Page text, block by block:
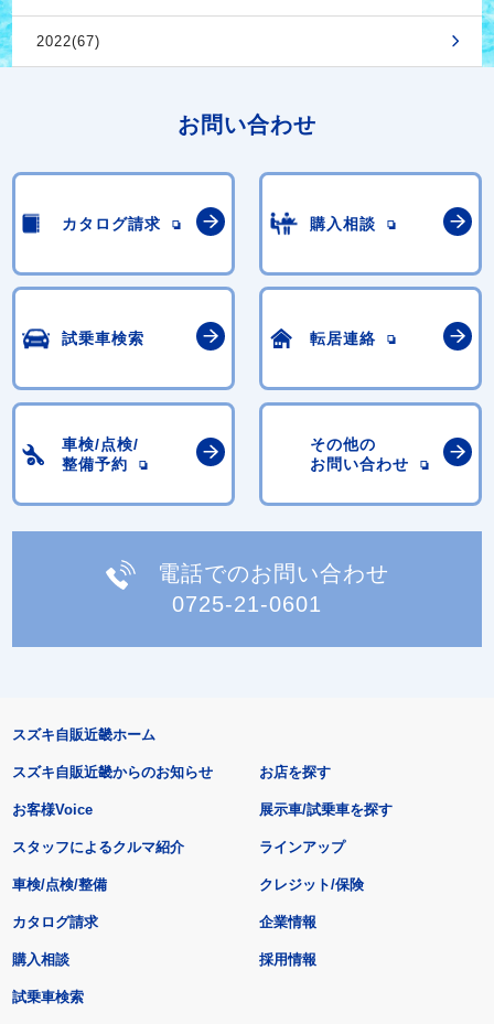
2022(67)
お問い合わせ
カタログ請求 購入相談
試乗車検索 転居連絡
車検/点検/
整備予約
その他の
お問い合わせ
電話でのお問い合わせ
0725-21-0601
スズキ自販近畿ホーム
スズキ自販近畿からのお知らせ
お客様Voice
スタッフによるクルマ紹介
お店を探す
展示車/試乗車を探す
ラインアップ
車検/点検/整備 クレジット/保険
カタログ請求
購入相談
試乗車検索
企業情報
採用情報